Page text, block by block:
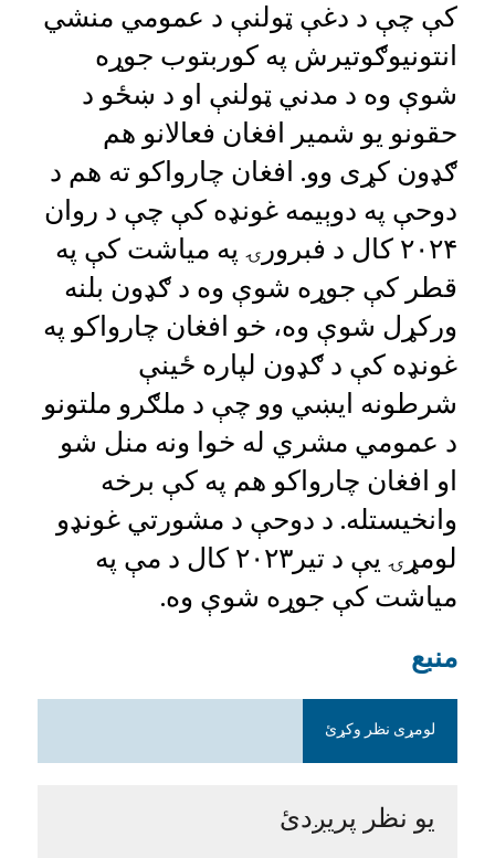
کې چې د دغې ټولنې د عمومي منشي
انتونیوګوتیرش په کوربتوب جوړه
شوې وه د مدني ټولنې او د ښځو د
حقونو یو شمیر افغان فعالانو هم
ګډون کړی وو. افغان چارواکو ته هم د
دوحې په دوېیمه غونډه کې چې د روان
۲۰۲۴ کال د فبرورۍ په میاشت کې په
قطر کې جوړه شوې وه د ګډون بلنه
ورکړل شوې وه، خو افغان چارواکو په
غونډه کې د ګډون لپاره ځینې
شرطونه ایښي وو چې د ملګرو ملتونو
د عمومي مشري له خوا ونه منل شو
او افغان چارواکو هم په کې برخه
وانخیستله. د دوحې د مشورتي غونډو
لومړۍ یې د تیر۲۰۲۳ کال د مې په
میاشت کې جوړه شوې وه.
منبع
لومړی نظر وکړئ
یو نظر پریږدئ